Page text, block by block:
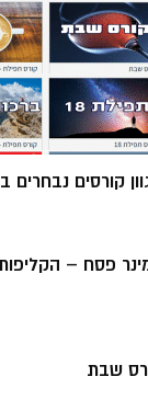
קורסים
פסח –
שבת